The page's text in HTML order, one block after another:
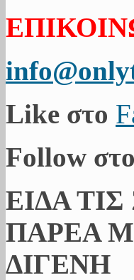
Like στο
Follow στο
ΕΙΔΑ
ΠΑΡΕΑ
ΔΙΓΕΝΗ